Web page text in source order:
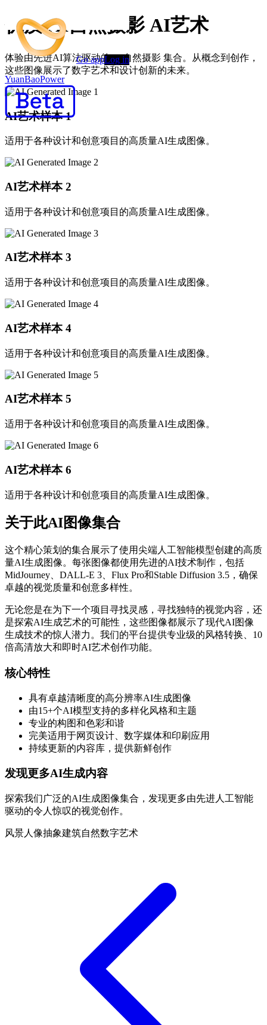
YuanBaoPower
Go appLog in
优质 AI自然摄影 AI艺术
体验由先进AI算法驱动的 AI自然摄影 集合。从概念到创作，
这些图像展示了数字艺术和设计创新的未来。
AI艺术样本 1
适用于各种设计和创意项目的高质量AI生成图像。
AI艺术样本 2
适用于各种设计和创意项目的高质量AI生成图像。
AI艺术样本 3
适用于各种设计和创意项目的高质量AI生成图像。
AI艺术样本 4
适用于各种设计和创意项目的高质量AI生成图像。
AI艺术样本 5
适用于各种设计和创意项目的高质量AI生成图像。
AI艺术样本 6
适用于各种设计和创意项目的高质量AI生成图像。
关于此AI图像集合
这个精心策划的集合展示了使用尖端人工智能模型创建的高质
量AI生成图像。每张图像都使用先进的AI技术制作，包括
MidJourney、DALL-E 3、Flux Pro和Stable Diffusion 3.5，确保
卓越的视觉质量和创意多样性。
无论您是在为下一个项目寻找灵感，寻找独特的视觉内容，还
是探索AI生成艺术的可能性，这些图像都展示了现代AI图像
生成技术的惊人潜力。我们的平台提供专业级的风格转换、10
倍高清放大和即时AI艺术创作功能。
核心特性
具有卓越清晰度的高分辨率AI生成图像
由15+个AI模型支持的多样化风格和主题
专业的构图和色彩和谐
完美适用于网页设计、数字媒体和印刷应用
持续更新的内容库，提供新鲜创作
发现更多AI生成内容
探索我们广泛的AI生成图像集合，发现更多由先进人工智能
驱动的令人惊叹的视觉创作。
风景人像抽象建筑自然数字艺术